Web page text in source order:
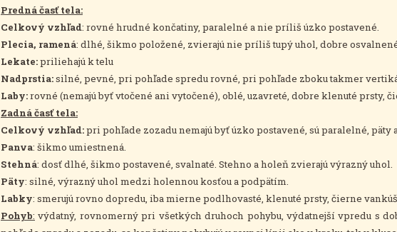
Predná časť tela:
Celkový vzhľad: rovné hrudné končatiny, paralelné a nie príliš úzko postavené.
Plecia, ramená: dlhé, šikmo položené, zvierajú nie príliš tupý uhol, dobre
Lekate:priliehajú k telu
Nadprstia:silné, pevné, pri pohľade spredu rovné, pri pohľade zboku takmer
Laby:rovné (nemajú byť vtočené ani vytočené), oblé, uzavreté, dobre klenuté prsty,
Zadná časť tela:
Celkový vzhľad:pri pohľade zozadu nemajú byť úzko postavené, sú paralelné, päty
Panva: šikmo umiestnená.
Stehná: dosť dlhé, šikmo postavené, svalnaté. Stehno a holeň zvierajú výrazný uhol.
Päty: silné, výrazný uhol medzi holennou kosťou a podpätím.
Labky: smerujú rovno dopredu, iba mierne podlhovasté, klenuté prsty, čierne
Pohyb: výdatný, rovnomerný pri všetkých druhoch pohybu, výdatnejší vpredu s